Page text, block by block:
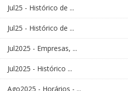
Jul25 - Histórico de ...
Jul25 - Histórico de ...
Jul2025 - Empresas, ...
Jul2025 - Histórico ...
Ago2025 - Horários - ...